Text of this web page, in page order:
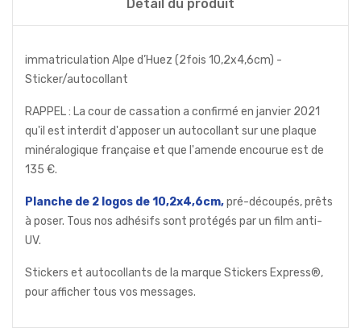
Détail du produit
immatriculation Alpe d’Huez (2fois 10,2x4,6cm) -
Sticker/autocollant
RAPPEL : La cour de cassation a confirmé en janvier 2021
qu'il est interdit d'apposer un autocollant sur une plaque
minéralogique française et que l'amende encourue est de
135 €.
Planche de 2 logos de 10,2x4,6cm,pré-découpés, prêts
à poser. Tous nos adhésifs sont protégés par un film anti-
UV.
Stickers et autocollants de la marque Stickers Express®,
pour afficher tous vos messages.